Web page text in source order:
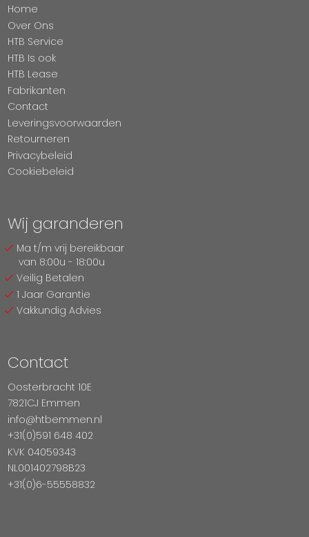
Home
Over Ons
HTB Service
HTB Is ook
HTB Lease
Fabrikanten
Contact
Leveringsvoorwaarden
Retourneren
Privacybeleid
Cookiebeleid
Wij garanderen
Ma t/m vrij bereikbaar
van 8:00u - 18:00u
Veilig Betalen
1 Jaar Garantie
Vakkundig Advies
Contact
Oosterbracht 10E
7821CJ Emmen
info@htbemmen.nl
+31(0)591 648 402
KVK 04059343
NL001402798B23
+31(0)6-55558832